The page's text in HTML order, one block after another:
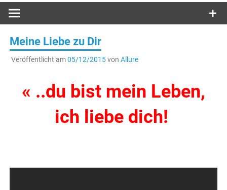
Meine Liebe zu Dir
Veröffentlicht am05/12/2015von Allure
« ..du bist mein Leben,
ich liebe dich!